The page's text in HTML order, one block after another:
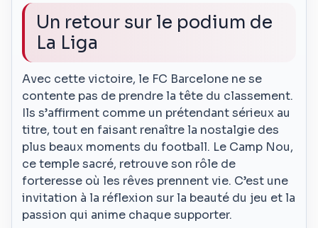
Un retour sur le podium de
La Liga
Avec cette victoire, le FC Barcelone ne se
contente pas de prendre la tête du classement.
Ils s’affirment comme un prétendant sérieux au
titre, tout en faisant renaître la nostalgie des
plus beaux moments du football. Le Camp Nou,
ce temple sacré, retrouve son rôle de
forteresse où les rêves prennent vie. C’est une
invitation à la réflexion sur la beauté du jeu et la
passion qui anime chaque supporter.